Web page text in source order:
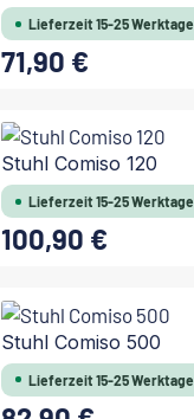
Lieferzeit 15-25 Werktage
Regulärer Preis:
71,90 €
Stuhl Comiso 120
Lieferzeit 15-25 Werktage
Regulärer Preis:
100,90 €
Stuhl Comiso 500
Lieferzeit 15-25 Werktage
Regulärer Preis: